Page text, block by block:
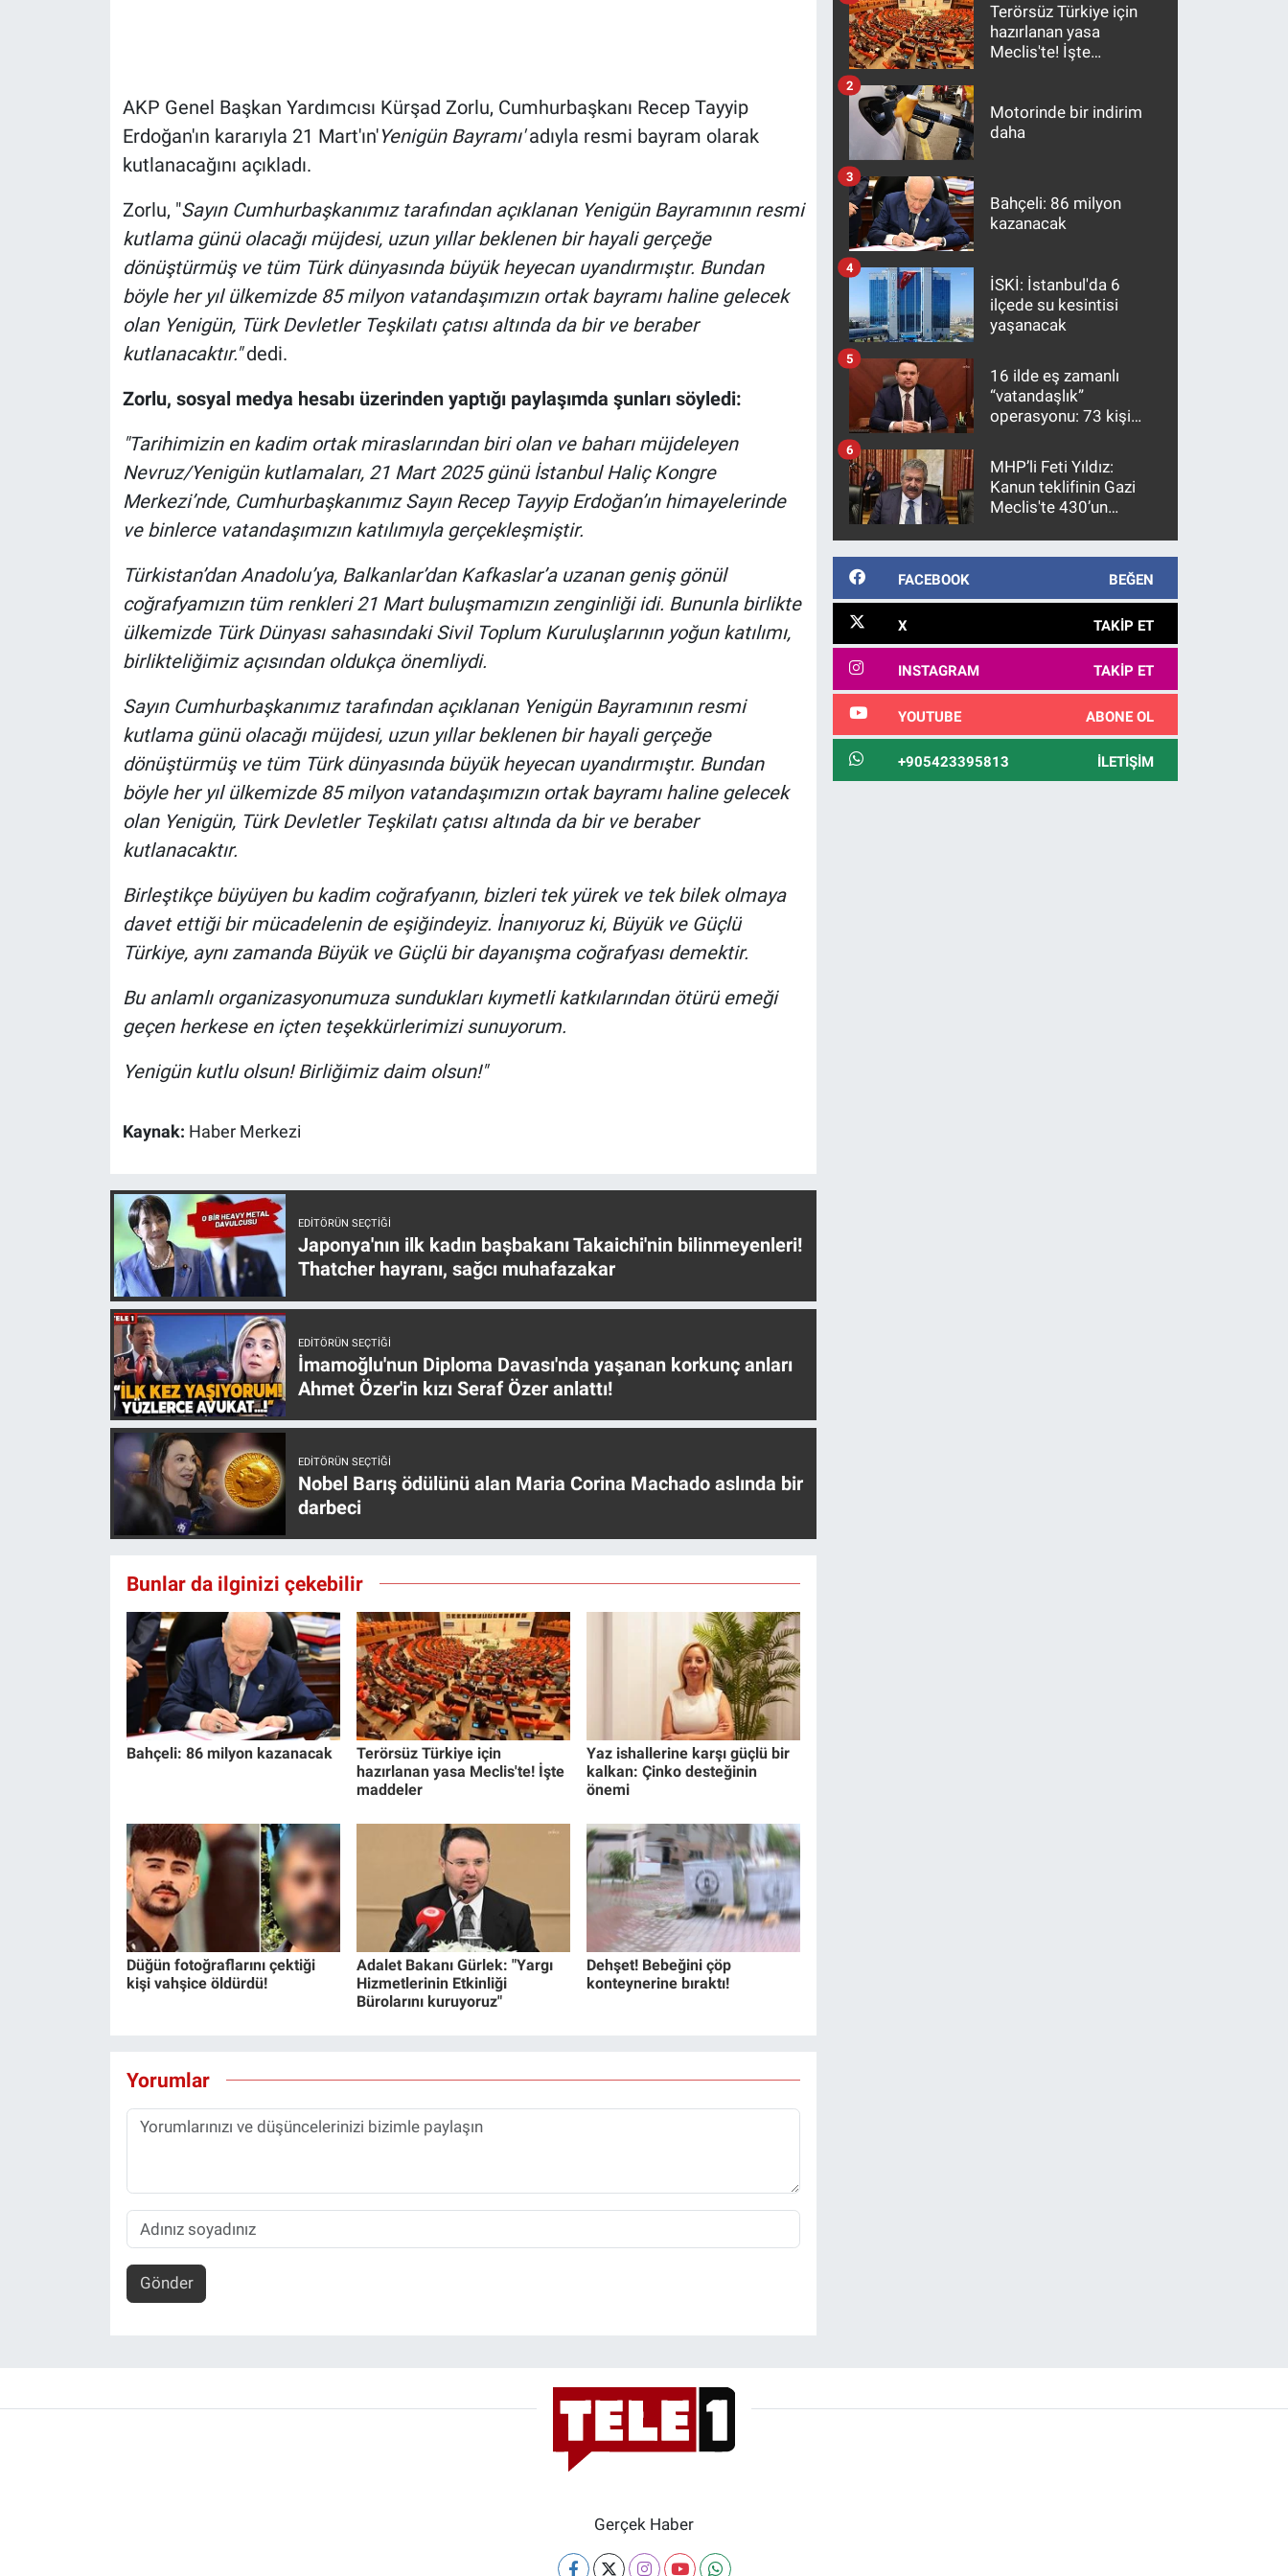
AKP Genel Başkan Yardımcısı Kürşad Zorlu, Cumhurbaşkanı Recep Tayyip
Erdoğan'ın kararıyla 21 Mart'ın'Yenigün Bayramı'adıyla resmi bayram olarak
kutlanacağını açıkladı.
Zorlu, "Sayın Cumhurbaşkanımız tarafından açıklanan Yenigün Bayramının resmi
kutlama günü olacağı müjdesi, uzun yıllar beklenen bir hayali gerçeğe
dönüştürmüş ve tüm Türk dünyasında büyük heyecan uyandırmıştır. Bundan
böyle her yıl ülkemizde 85 milyon vatandaşımızın ortak bayramı haline gelecek
olan Yenigün, Türk Devletler Teşkilatı çatısı altında da bir ve beraber
kutlanacaktır."dedi.
Zorlu, sosyal medya hesabı üzerinden yaptığı paylaşımda şunları söyledi:
"Tarihimizin en kadim ortak miraslarından biri olan ve baharı müjdeleyen
Nevruz/Yenigün kutlamaları, 21 Mart 2025 günü İstanbul Haliç Kongre
Merkezi’nde, Cumhurbaşkanımız Sayın Recep Tayyip Erdoğan’ın himayelerinde
ve binlerce vatandaşımızın katılımıyla gerçekleşmiştir.
Türkistan’dan Anadolu’ya, Balkanlar’dan Kafkaslar’a uzanan geniş gönül
coğrafyamızın tüm renkleri 21 Mart buluşmamızın zenginliği idi. Bununla birlikte
ülkemizde Türk Dünyası sahasındaki Sivil Toplum Kuruluşlarının yoğun katılımı,
birlikteliğimiz açısından oldukça önemliydi.
Sayın Cumhurbaşkanımız tarafından açıklanan Yenigün Bayramının resmi
kutlama günü olacağı müjdesi, uzun yıllar beklenen bir hayali gerçeğe
dönüştürmüş ve tüm Türk dünyasında büyük heyecan uyandırmıştır. Bundan
böyle her yıl ülkemizde 85 milyon vatandaşımızın ortak bayramı haline gelecek
olan Yenigün, Türk Devletler Teşkilatı çatısı altında da bir ve beraber
kutlanacaktır.
Birleştikçe büyüyen bu kadim coğrafyanın, bizleri tek yürek ve tek bilek olmaya
davet ettiği bir mücadelenin de eşiğindeyiz. İnanıyoruz ki, Büyük ve Güçlü
Türkiye, aynı zamanda Büyük ve Güçlü bir dayanışma coğrafyası demektir.
Bu anlamlı organizasyonumuza sundukları kıymetli katkılarından ötürü emeği
geçen herkese en içten teşekkürlerimizi sunuyorum.
Yenigün kutlu olsun! Birliğimiz daim olsun!"
Kaynak: Haber Merkezi
EDITÖRÜN SEÇTIĞI
Japonya'nın ilk kadın başbakanı Takaichi'nin bilinmeyenleri!
Thatcher hayranı, sağcı muhafazakar
EDITÖRÜN SEÇTIĞI
İmamoğlu'nun Diploma Davası'nda yaşanan korkunç anları
Ahmet Özer'in kızı Seraf Özer anlattı!
EDITÖRÜN SEÇTIĞI
Nobel Barış ödülünü alan Maria Corina Machado aslında bir
darbeci
Bunlar da ilginizi çekebilir
Bahçeli: 86 milyon kazanacak
Terörsüz Türkiye için
hazırlanan yasa Meclis'te! İşte
maddeler
Yaz ishallerine karşı güçlü bir
kalkan: Çinko desteğinin
önemi
Düğün fotoğraflarını çektiği
kişi vahşice öldürdü!
Adalet Bakanı Gürlek: "Yargı
Hizmetlerinin Etkinliği
Bürolarını kuruyoruz"
Dehşet! Bebeğini çöp
konteynerine bıraktı!
Yorumlar
Gönder
Terörsüz Türkiye için
hazırlanan yasa
Meclis'te! İşte
Motorinde bir indirim
daha
2
Bahçeli: 86 milyon
kazanacak
3
İSKİ: İstanbul'da 6
ilçede su kesintisi
yaşanacak
4
16 ilde eş zamanlı
“vatandaşlık”
operasyonu: 73 kişi
5
MHP’li Feti Yıldız:
Kanun teklifinin Gazi
Meclis'te 430’un
kanunlaşacağı
6
FACEBOOK BEĞEN
X TAKIP ET
INSTAGRAM TAKIP ET
YOUTUBE ABONE OL
+905423395813 İLETIŞIM
Gerçek Haber
Koronavirüs
Kültür Sanat
Ne demişti
Programlar
Türkiye'nin Geleceği
Türkiye'nin Gündemi
Yerel Gündem
Canlı Yayın